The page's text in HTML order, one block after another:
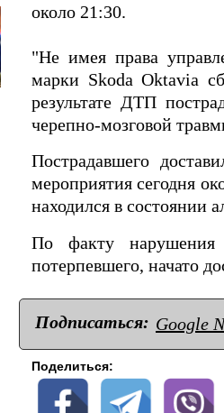
около 21:30.
"Не имея права
марки Skoda Oktavia
результате ДТП
черепно-мозговой
Пострадавшего
мероприятия сегодня
находился в состоянии
По факту нарушения
потерпевшего, начато
Подписаться: Google
Поделиться: